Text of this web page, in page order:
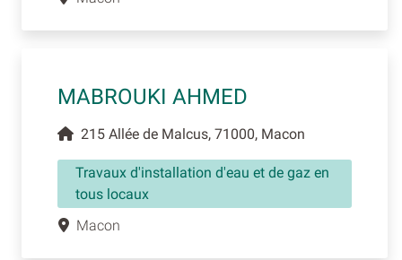
MABROUKI AHMED
215 Allée de Malcus, 71000, Macon
Travaux d'installation d'eau et de gaz en
tous locaux
Macon